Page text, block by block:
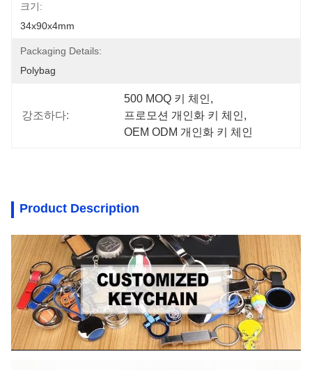
크기:
34x90x4mm
Packaging Details:
Polybag
강조하다:
500 MOQ 키 체인,
프로모션 개인화 키 체인,
OEM ODM 개인화 키 체인
Product Description